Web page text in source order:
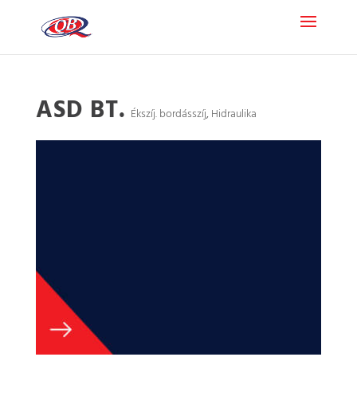
ASD BT. Ékszíj. bordásszíj,Hidraulika